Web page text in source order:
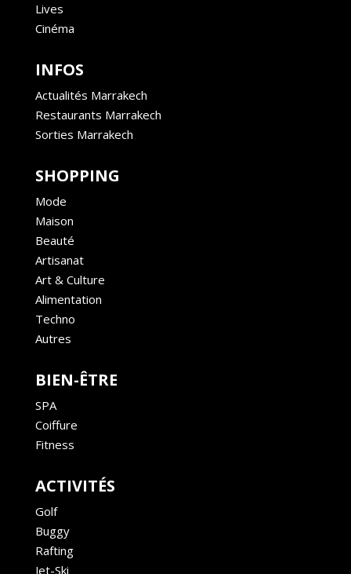
Lives
Cinéma
INFOS
Actualités Marrakech
Restaurants Marrakech
Sorties Marrakech
SHOPPING
Mode
Maison
Beauté
Artisanat
Art & Culture
Alimentation
Techno
Autres
BIEN-ÊTRE
SPA
Coiffure
Fitness
ACTIVITÉS
Golf
Buggy
Rafting
Jet-Ski